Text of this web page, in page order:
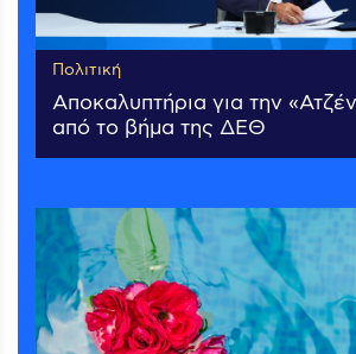
Πολιτική
Αποκαλυπτήρια για την
από το βήμα της ΔΕΘ